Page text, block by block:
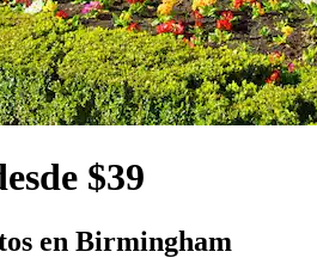
$39
en Birmingham